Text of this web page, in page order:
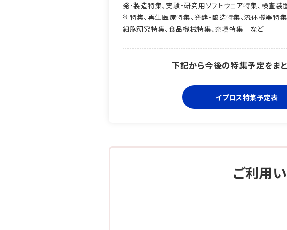
発・製造特集、実験・研究用ソフトウェア特集、検査
術特集、再生医療特集、発酵・醸造特集、流体機器特
細胞研究特集、食品機械特集、充填特集 など
下記から今後の特集予定をまと
イプロス特集予定表
ご利用
事例はこちら